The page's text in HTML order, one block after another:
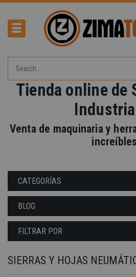
Tienda online de
Venta de maquinaria y
increíbles
CATEGORÍAS
BLOG
FILTRAR POR
SIERRAS Y HOJAS
-40%